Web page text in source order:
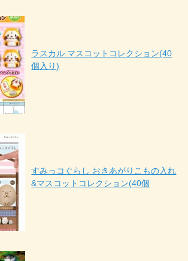
ラスカル マスコットコレクション(40
個入り)
すみっコぐらし おきあがりこもの入れ
&マスコットコレクション(40個